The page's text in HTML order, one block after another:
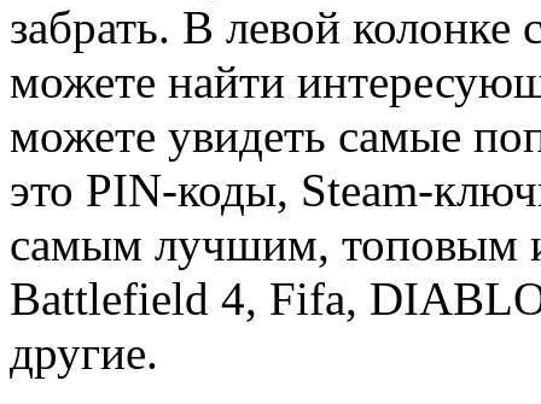
забрать. В левой
можете найти
можете увидеть самые
это PIN-коды, Steam-
самым лучшим, топовым
Battlefield 4, Fifa,
другие.